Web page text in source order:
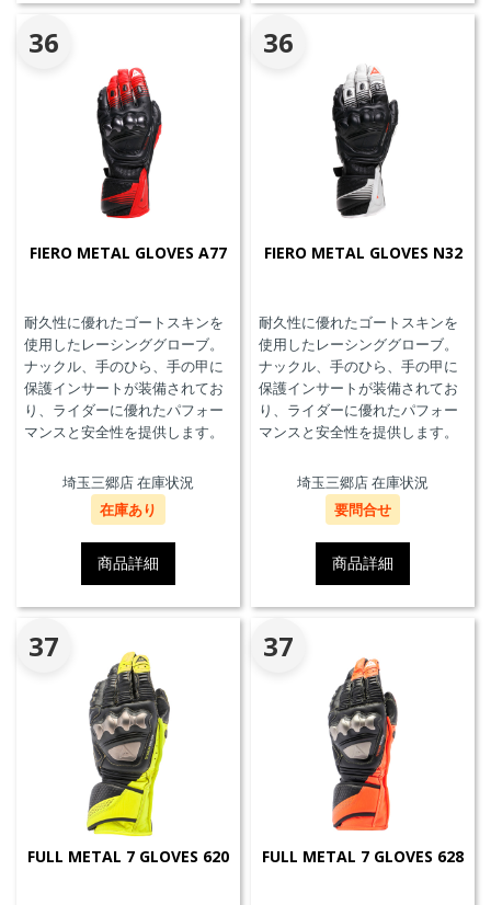
36
FIERO METAL GLOVES A77
耐久性に優れたゴートスキンを
使用したレーシンググローブ。
ナックル、手のひら、手の甲に
保護インサートが装備されてお
り、ライダーに優れたパフォー
マンスと安全性を提供します。
埼玉三郷店 在庫状況
在庫あり
商品詳細
36
FIERO METAL GLOVES N32
耐久性に優れたゴートスキンを
使用したレーシンググローブ。
ナックル、手のひら、手の甲に
保護インサートが装備されてお
り、ライダーに優れたパフォー
マンスと安全性を提供します。
埼玉三郷店 在庫状況
要問合せ
商品詳細
37
FULL METAL 7 GLOVES 620
37
FULL METAL 7 GLOVES 628